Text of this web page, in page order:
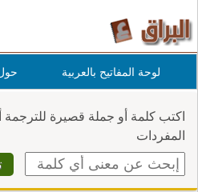
لوحة المفاتيح بالعربية
اكتب كلمة أو جملة قصيرة
المفردات